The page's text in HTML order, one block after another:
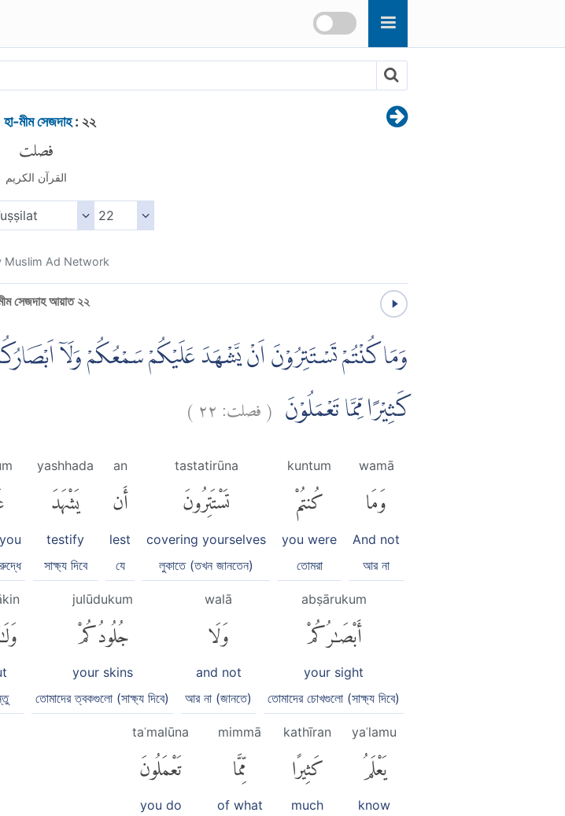
হা-মীম সেজদাহ: ২২
فصلت
القرآن الكريم
Muslim Ad Network
সেজদাহ আয়াত ২২
وَمَا كُنْتُمْ تَسْتَتِرُوْنَ اَنْ يَّشْهَدَ عَلَيْكُمْ سَمْعُكُمْ وَلَآ
كَثِيْرًا مِّمَّا تَعْمَلُوْنَ (فصلت:٢٢)
wamā
وَمَا
And not
আর না
kuntum
كُنتُمْ
you were
তোমরা
tastatirūna
تَسْتَتِرُونَ
covering yourselves
লুকাতে (তখন জানতেন)
an
أَن
lest
যে
yashhada
يَشْهَدَ
testify
সাক্ষ্য দিবে
abṣārukum
أَبْصَٰرُكُمْ
your sight
তোমাদের চোখগুলো (সাক্ষ্য দিবে)
walā
وَلَا
and not
আর না (জানতে)
julūdukum
جُلُودُكُمْ
your skins
তোমাদের ত্বকগুলো (সাক্ষ্য দিবে)
yaʿlamu
يَعْلَمُ
know
kathīran
كَثِيرًا
much
mimmā
مِّمَّا
of what
taʿmalūna
تَعْمَلُونَ
you do